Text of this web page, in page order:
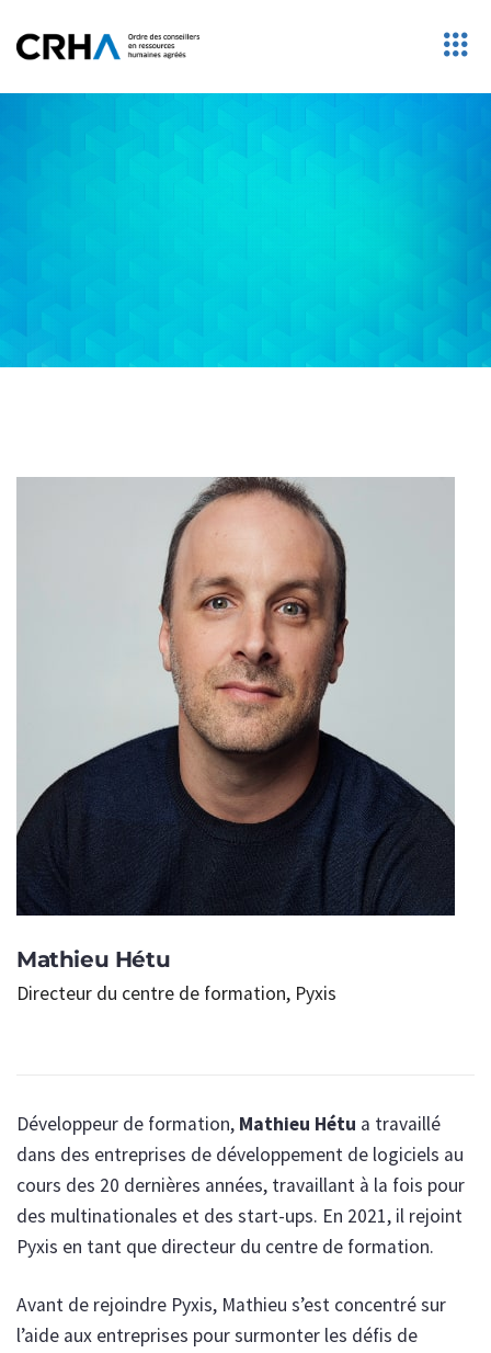
Mathieu Hétu
Directeur du centre de formation, Pyxis
Développeur de formation, Mathieu Hétu a travaillé
dans des entreprises de développement de logiciels au
cours des 20 dernières années, travaillant à la fois pour
des multinationales et des start-ups. En 2021, il rejoint
Pyxis en tant que directeur du centre de formation.
Avant de rejoindre Pyxis, Mathieu s’est concentré sur
l’aide aux entreprises pour surmonter les défis de